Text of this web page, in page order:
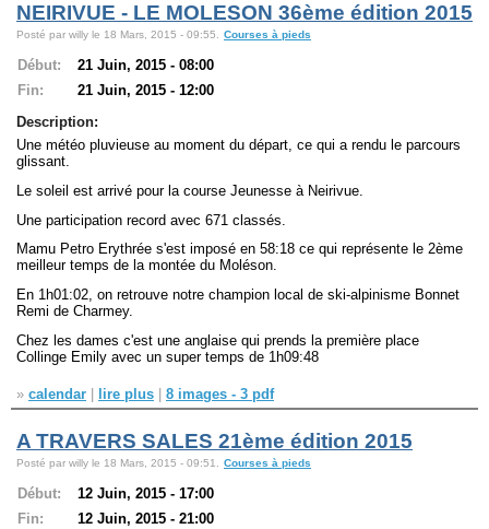
NEIRIVUE - LE MOLESON 36ème édition 2015
Posté par willy le 18 Mars, 2015 - 09:55. Courses à pieds
Début:
21 Juin, 2015 - 08:00
Fin:
21 Juin, 2015 - 12:00
Description:
Une météo pluvieuse au moment du départ, ce qui a rendu le parcours
glissant.
Le soleil est arrivé pour la course Jeunesse à Neirivue.
Une participation record avec 671 classés.
Mamu Petro Erythrée s'est imposé en 58:18 ce qui représente le 2ème
meilleur temps de la montée du Moléson.
En 1h01:02, on retrouve notre champion local de ski-alpinisme Bonnet
Remi de Charmey.
Chez les dames c'est une anglaise qui prends la première place
Collinge Emily avec un super temps de 1h09:48
» calendar lire plus 8 images - 3 pdf
A TRAVERS SALES 21ème édition 2015
Posté par willy le 18 Mars, 2015 - 09:51. Courses à pieds
Début:
12 Juin, 2015 - 17:00
Fin:
12 Juin, 2015 - 21:00